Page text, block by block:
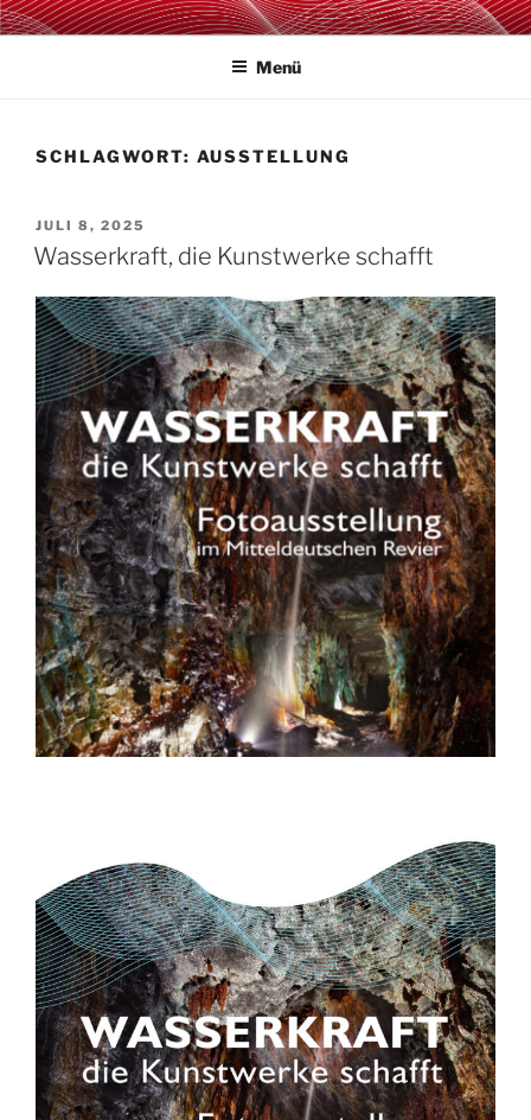
Zum
InhaltTAKTZENT E.V.
Kultur- & Eventmanagement in Mansfeld-Südharz
Menü
SCHLAGWORT: AUSSTELLUNG
VERÖFFENTLICHT
AM
JULI 8, 2025
Wasserkraft, die Kunstwerke schafft